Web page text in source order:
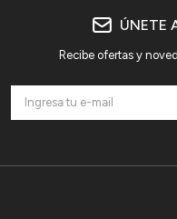
ÚNETE
Recibe ofertas y